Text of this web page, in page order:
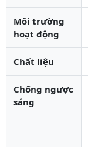
Môi trường
hoạt động
Chất liệu
Chống ngược
sáng